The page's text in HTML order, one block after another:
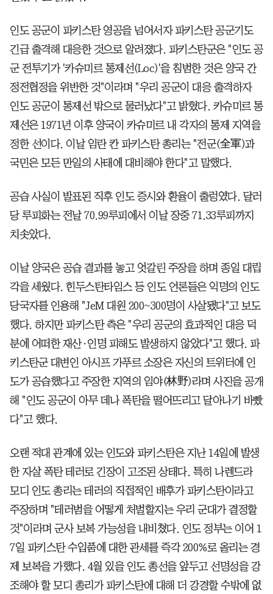
인도 공군이 파키스탄 영공을 넘어서자 파키스탄 공군기도
긴급 출격해 대응한 것으로 알려졌다. 파키스탄군은 "인도 공
군 전투기가 '카슈미르 통제선(Loc)'을 침범한 것은 양국 간
정전협정을 위반한 것"이라며 "우리 공군이 대응 출격하자
인도 공군이 통제선 밖으로 물러났다"고 밝혔다. 카슈미르 통
제선은 1971년 이후 양국이 카슈미르 내 각자의 통제 지역을
정한 선이다. 이날 임란 칸 파키스탄 총리는 "전군(全軍)과
국민은 모든 만일의 사태에 대비해야 한다"고 말했다.
공습 사실이 발표된 직후 인도 증시와 환율이 출렁였다. 달러
당 루피화는 전날 70.99루피에서 이날 장중 71.33루피까지
치솟았다.
이날 양국은 공습 결과를 놓고 엇갈린 주장을 하며 종일 대립
각을 세웠다. 힌두스탄타임스 등 인도 언론들은 익명의 인도
당국자를 인용해 "JeM 대원 200~300명이 사살됐다"고 보도
했다. 하지만 파키스탄 측은 "우리 공군의 효과적인 대응 덕
분에 어떠한 재산·인명 피해도 발생하지 않았다"고 했다. 파
키스탄군 대변인 아시프 가푸르 소장은 자신의 트위터에 인
도가 공습했다고 주장한 지역의 임야(林野)라며 사진을 공개
해 "인도 공군이 아무 데나 폭탄을 떨어뜨리고 달아나기 바빴
다"고 했다.
오랜 적대 관계에 있는 인도와 파키스탄은 지난 14일에 발생
한 자살 폭탄 테러로 긴장이 고조된 상태다. 특히 나렌드라
모디 인도 총리는 테러의 직접적인 배후가 파키스탄이라고
주장하며 "테러범을 어떻게 처벌할지는 우리 군대가 결정할
것"이라며 군사 보복 가능성을 내비쳤다. 인도 정부는 이어 1
7일 파키스탄 수입품에 대한 관세를 즉각 200%로 올리는 경
제 보복을 가했다. 4월 있을 인도 총선을 앞두고 선명성을 강
조해야 할 모디 총리가 파키스탄에 대해 더 강경할 수밖에 없